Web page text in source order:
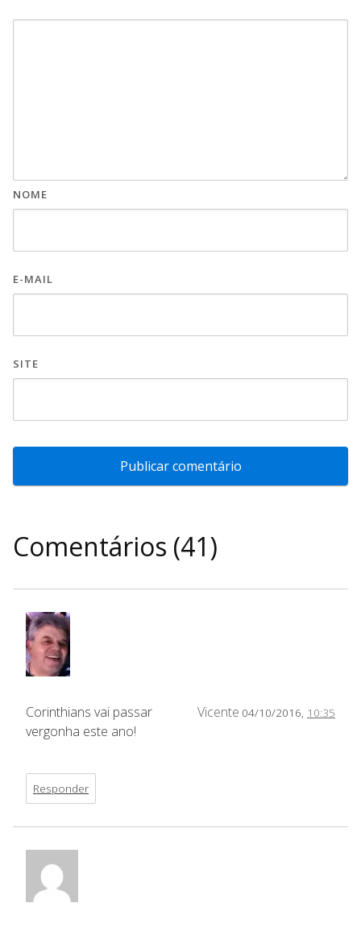
NOME
E-MAIL
SITE
Comentários (41)
Vicente 04/10/2016, 10:35
Corinthians vai passar
vergonha este ano!
Responder